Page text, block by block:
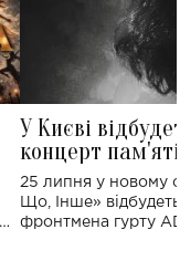
У Києві
концерт
Клименка:
виконають
25 липня у новому
Що, Інше»
фронтмена гурту